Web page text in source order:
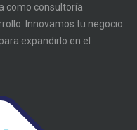
como consultoría
Innovamos tu negocio
expandirlo en el